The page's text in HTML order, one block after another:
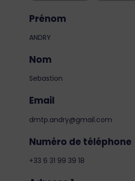
Prénom
ANDRY
Nom
Sebastion
Email
dmtp.andry@gmail.com
Numéro de téléphone
+33 6 31 99 39 18